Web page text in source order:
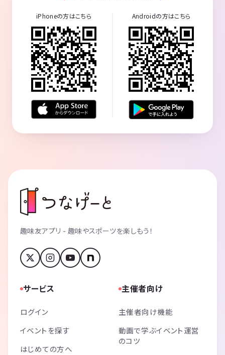
必ずしも良い方向に行くとは限らないですが、
新しい人との出会いは自分の人生の物語を動かすきっかけ
になります。
ほとんどの映画の主人公は変わらない日常を過ごしている
ところに、なんかのきっかけで、いつもとは違う何かを冒
頭で始めるから物語が動いて映画になっていきます。
ないのでぜひPlanning agentグループが作る
ぜひイベントでお待ちしています！
Planning agent 代表
iPhoneの方はこちら Androidの方はこちら
趣味友アプリ - 趣味やスポーツを楽しもう！
サービス
ログイン
イベントを探す
はじめての方へ
主催者向け
主催者向け機能
動画で学ぶイベント運営
のコツ